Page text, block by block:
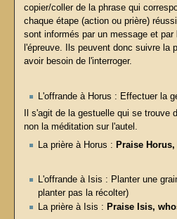
copier/coller de la phrase qui
chaque étape (action ou prière)
sont informés par un message et
l'épreuve. Ils peuvent donc suivre la
avoir besoin de l'interroger.
L'offrande à Horus : Effectuer la
Il s'agit de la gestuelle qui se trouve
non la méditation sur l'autel.
La prière à Horus : Praise
L'offrande à Isis : Planter une
planter pas la récolter)
La prière à Isis : Praise Isis,